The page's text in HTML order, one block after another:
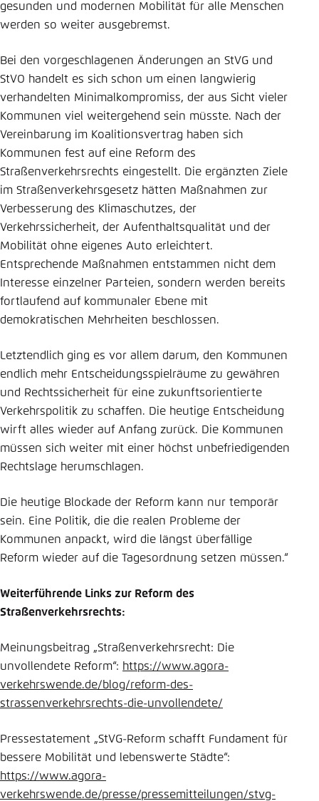
gesunden und modernen Mobilität für alle Menschen
werden so weiter ausgebremst.
Bei den vorgeschlagenen Änderungen an StVG und
StVO handelt es sich schon um einen langwierig
verhandelten Minimalkompromiss, der aus Sicht vieler
Kommunen viel weitergehend sein müsste. Nach der
Vereinbarung im Koalitionsvertrag haben sich
Kommunen fest auf eine Reform des
Straßenverkehrsrechts eingestellt. Die ergänzten Ziele
im Straßenverkehrsgesetz hätten Maßnahmen zur
Verbesserung des Klimaschutzes, der
Verkehrssicherheit, der Aufenthaltsqualität und der
Mobilität ohne eigenes Auto erleichtert.
Entsprechende Maßnahmen entstammen nicht dem
Interesse einzelner Parteien, sondern werden bereits
fortlaufend auf kommunaler Ebene mit
demokratischen Mehrheiten beschlossen.
Letztendlich ging es vor allem darum, den Kommunen
endlich mehr Entscheidungsspielräume zu gewähren
und Rechtssicherheit für eine zukunftsorientierte
Verkehrspolitik zu schaffen. Die heutige Entscheidung
wirft alles wieder auf Anfang zurück. Die Kommunen
müssen sich weiter mit einer höchst unbefriedigenden
Rechtslage herumschlagen.
Die heutige Blockade der Reform kann nur temporär
sein. Eine Politik, die die realen Probleme der
Kommunen anpackt, wird die längst überfällige
Reform wieder auf die Tagesordnung setzen müssen.“
Weiterführende Links zur Reform des
Straßenverkehrsrechts:
Meinungsbeitrag „Straßenverkehrsrecht: Die
unvollendete Reform“: https://www.agora-
verkehrswende.de/blog/reform-des-
strassenverkehrsrechts-die-unvollendete/
Pressestatement „StVG-Reform schafft Fundament für
bessere Mobilität und lebenswerte Städte“:
https://www.agora-
verkehrswende.de/presse/pressemitteilungen/stvg-